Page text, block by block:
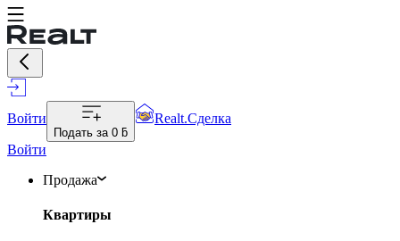
Войти
Подать за 0 ƃ
Realt.Сделка
Войти
Продажа
Квартиры